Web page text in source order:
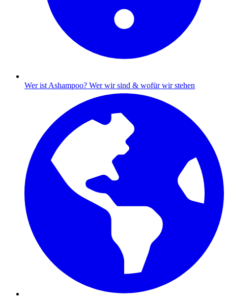
Wer ist Ashampoo? Wer wir sind & wofür wir stehen